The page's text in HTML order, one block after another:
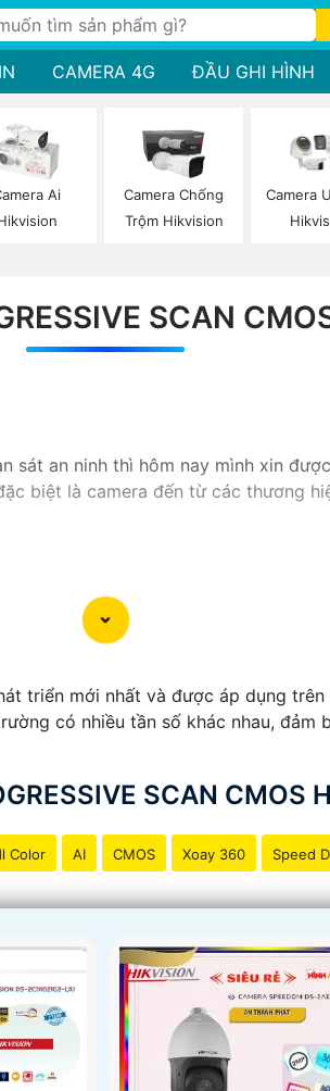
CAMERA 4G ĐẦU GHI HÌNH
Ai
Camera Chống
Trộm Hikvision
Camera
SCAN
sát an ninh thì hôm nay mình xin
biệt là camera đến từ các thương
triển mới nhất và được áp dụng
có nhiều tần số khác nhau, đảm
SCAN CMOS
Color AI CMOS Xoay 360 Speed